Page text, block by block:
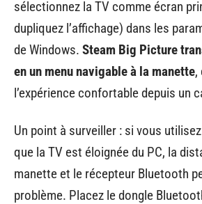
sélectionnez la TV comme écran
dupliquez l’affichage) dans les
de Windows. Steam Big Picture
en un menu navigable à la manette,
l’expérience confortable depuis un
Un point à surveiller : si vous
que la TV est éloignée du PC, la
manette et le récepteur Bluetooth
problème. Placez le dongle